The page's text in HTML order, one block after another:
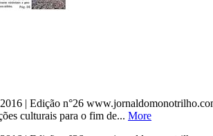
| Edição n°26
culturais para o fim de... More